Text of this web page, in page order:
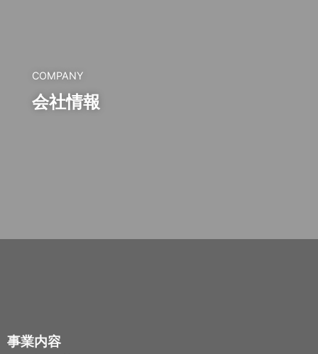
COMPANY
会社情報
事業内容